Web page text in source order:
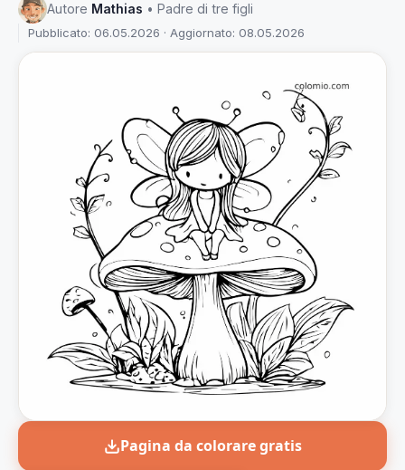
Autore Mathias • Padre di tre figli
Pubblicato: 06.05.2026 · Aggiornato: 08.05.2026
Pagina da colorare gratis